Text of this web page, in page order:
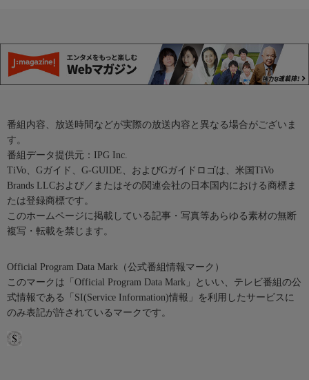
番組内容、放送時間などが実際の放送内容と異なる場合がございま
す。
番組データ提供元：IPG Inc.
TiVo、Gガイド、G-GUIDE、およびGガイドロゴは、米国TiVo
Brands LLCおよび／またはその関連会社の日本国内における商標ま
たは登録商標です。
このホームページに掲載している記事・写真等あらゆる素材の無断
複写・転載を禁じます。
Official Program Data Mark（公式番組情報マーク）
このマークは「Official Program Data Mark」といい、テレビ番組の公
式情報である「SI(Service Information)情報」を利用したサービスに
のみ表記が許されているマークです。